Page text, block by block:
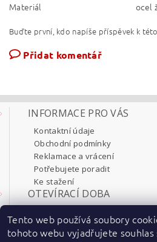
Materiál
ocel
Buďte první, kdo napíše příspěvek k
Přidat komentář
INFORMACE PRO VÁS
Kontaktní údaje
Obchodní podmínky
Reklamace a vrácení
Potřebujete poradit
Ke stažení
OTEVÍRACÍ DOBA
Úterý 8:00 - 17:30
Středa 8:00 - 17:30
Tento web používá soubory
tohoto webu vyjadřujete souhlas